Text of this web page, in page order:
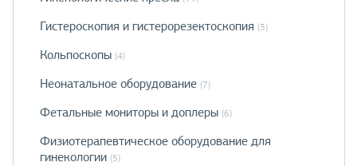
Гистероскопия и гистерорезектоскопия (3)
Кольпоскопы (4)
Неонатальное оборудование (7)
Фетальные мониторы и доплеры (6)
Физиотерапевтическое оборудование для
гинекологии (5)